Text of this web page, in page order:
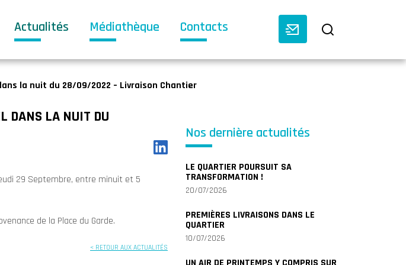
Actualités Médiathèque Contacts
dans la nuit du 28/09/2022 – Livraison Chantier
DANS LA NUIT DU
29 Septembre, entre minuit et 5
de la Place du Garde.
< RETOUR AUX ACTUALITÉS
Nos dernière actualités
LE QUARTIER POURSUIT SA
TRANSFORMATION !
20/07/2026
PREMIÈRES LIVRAISONS DANS LE
QUARTIER
10/07/2026